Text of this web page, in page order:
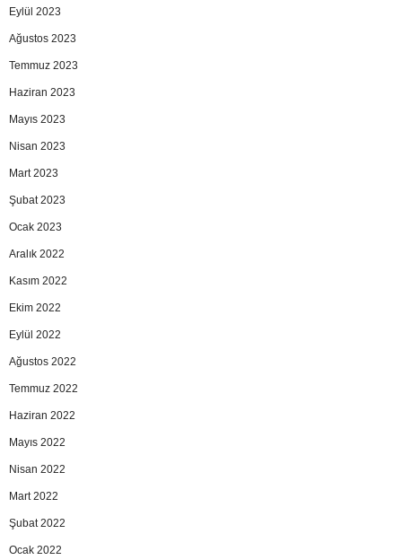
Eylül 2023
Ağustos 2023
Temmuz 2023
Haziran 2023
Mayıs 2023
Nisan 2023
Mart 2023
Şubat 2023
Ocak 2023
Aralık 2022
Kasım 2022
Ekim 2022
Eylül 2022
Ağustos 2022
Temmuz 2022
Haziran 2022
Mayıs 2022
Nisan 2022
Mart 2022
Şubat 2022
Ocak 2022